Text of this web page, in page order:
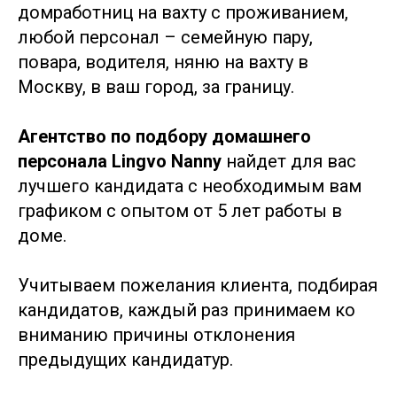
домработниц на вахту с проживанием,
любой персонал – семейную пару,
повара, водителя, няню на вахту в
Москву, в ваш город, за границу.
Агентство по подбору домашнего
персонала Lingvo Nanny найдет для вас
лучшего кандидата с необходимым вам
графиком с опытом от 5 лет работы в
доме.
Учитываем пожелания клиента, подбирая
кандидатов, каждый раз принимаем ко
вниманию причины отклонения
предыдущих кандидатур.